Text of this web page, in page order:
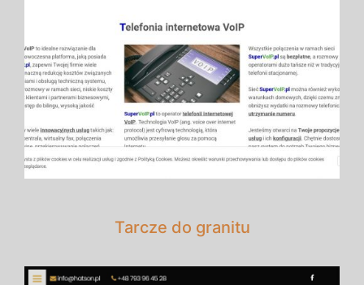
Tarcze do granitu